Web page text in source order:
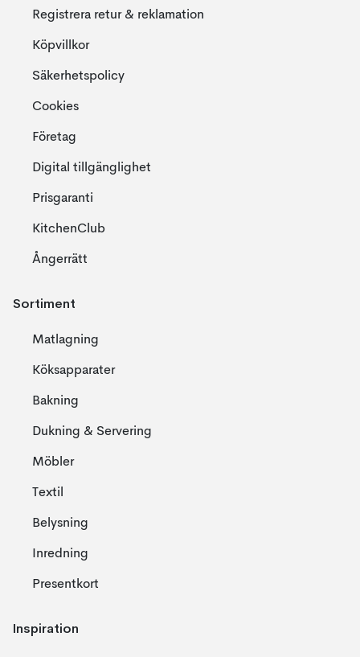
Registrera retur & reklamation
Köpvillkor
Säkerhetspolicy
Cookies
Företag
Digital tillgänglighet
Prisgaranti
KitchenClub
Ångerrätt
Sortiment
Matlagning
Köksapparater
Bakning
Dukning & Servering
Möbler
Textil
Belysning
Inredning
Presentkort
Inspiration